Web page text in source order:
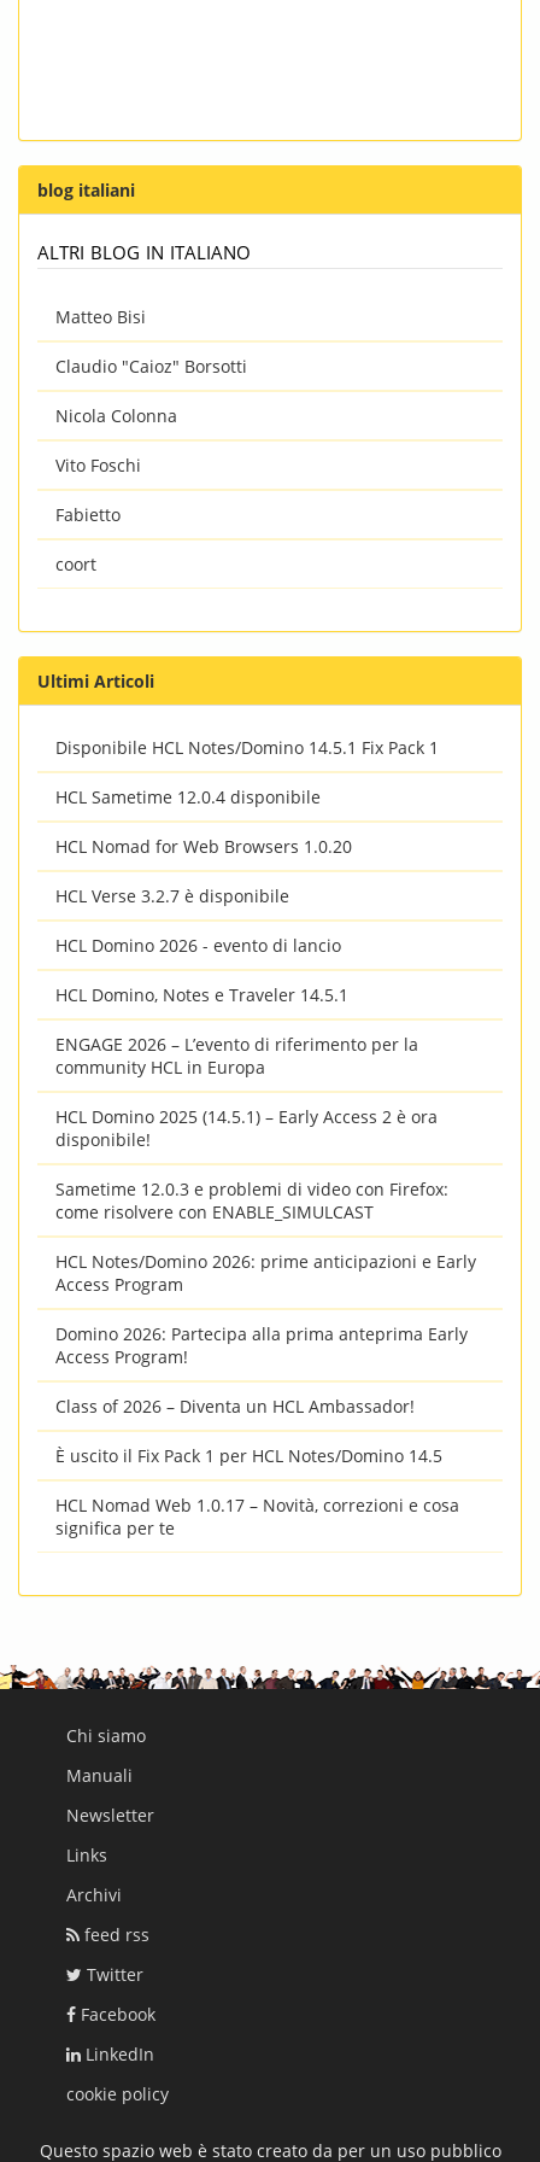
blog italiani
altri blog in italiano
Matteo Bisi
Claudio "Caioz" Borsotti
Nicola Colonna
Vito Foschi
Fabietto
coort
Ultimi Articoli
Disponibile HCL Notes/Domino 14.5.1 Fix Pack 1
HCL Sametime 12.0.4 disponibile
HCL Nomad for Web Browsers 1.0.20
HCL Verse 3.2.7 è disponibile
HCL Domino 2026 - evento di lancio
HCL Domino, Notes e Traveler 14.5.1
ENGAGE 2026 – L’evento di riferimento per la
community HCL in Europa
HCL Domino 2025 (14.5.1) – Early Access 2 è ora
disponibile!
Sametime 12.0.3 e problemi di video con Firefox:
come risolvere con ENABLE_SIMULCAST
HCL Notes/Domino 2026: prime anticipazioni e Early
Access Program
Domino 2026: Partecipa alla prima anteprima Early
Access Program!
Class of 2026 – Diventa un HCL Ambassador!
È uscito il Fix Pack 1 per HCL Notes/Domino 14.5
HCL Nomad Web 1.0.17 – Novità, correzioni e cosa
significa per te
Chi siamo
Manuali
Newsletter
Links
Archivi
feed rss
Twitter
Facebook
LinkedIn
cookie policy
Questo spazio web è stato creato da per un uso pubblico